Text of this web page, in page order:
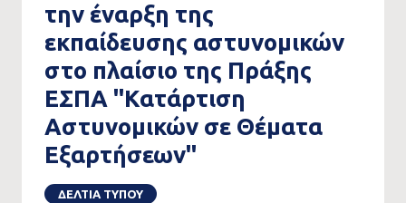
την έναρξη της
εκπαίδευσης αστυνομικών
στο πλαίσιο της Πράξης
ΕΣΠΑ "Κατάρτιση
Αστυνομικών σε Θέματα
Εξαρτήσεων"
ΔΕΛΤΙΑ ΤΥΠΟΥ